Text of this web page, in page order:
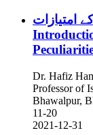
Dr. Hafiz
Professor of
Bhawalpur,
11-20
2021-12-31